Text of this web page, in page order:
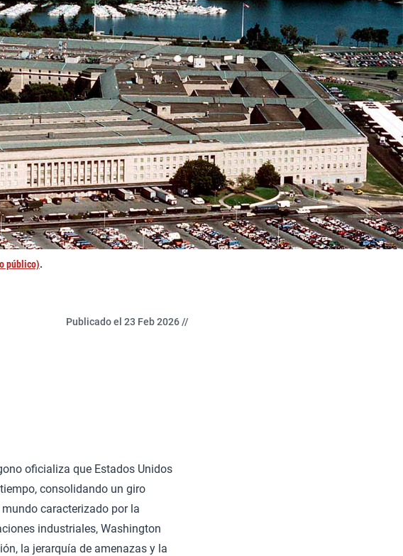
público).
Publicado el 23 Feb 2026 //
oficializa que Estados Unidos
consolidando un giro
caracterizado por la
industriales, Washington
la jerarquía de amenazas y la